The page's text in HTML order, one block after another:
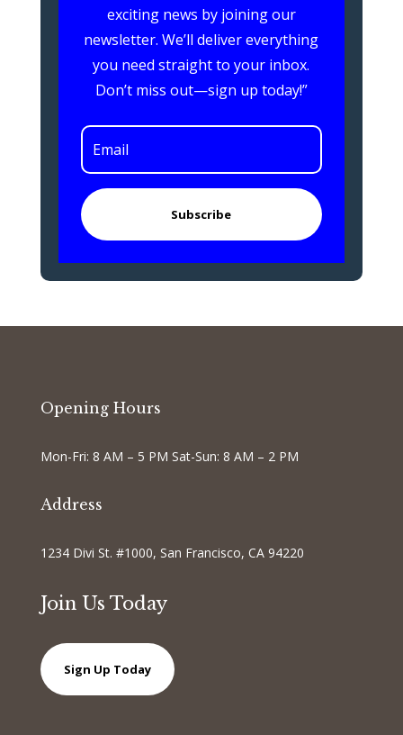
exciting news by joining our
newsletter. We’ll deliver everything
you need straight to your inbox.
Don’t miss out—sign up today!”
Subscribe
Opening Hours
Mon-Fri: 8 AM – 5 PM Sat-Sun: 8 AM – 2 PM
Address
1234 Divi St. #1000, San Francisco, CA 94220
Join Us Today
Sign Up Today